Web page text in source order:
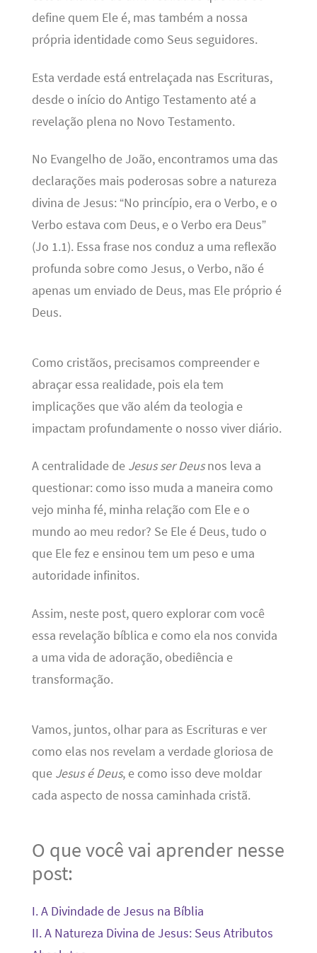
define quem Ele é, mas também a nossa
própria identidade como Seus seguidores.
Esta verdade está entrelaçada nas Escrituras,
desde o início do Antigo Testamento até a
revelação plena no Novo Testamento.
No Evangelho de João, encontramos uma das
declarações mais poderosas sobre a natureza
divina de Jesus: “No princípio, era o Verbo, e o
Verbo estava com Deus, e o Verbo era Deus”
(Jo 1.1). Essa frase nos conduz a uma reflexão
profunda sobre como Jesus, o Verbo, não é
apenas um enviado de Deus, mas Ele próprio é
Deus.
Como cristãos, precisamos compreender e
abraçar essa realidade, pois ela tem
implicações que vão além da teologia e
impactam profundamente o nosso viver diário.
A centralidade de Jesus ser Deusnos leva a
questionar: como isso muda a maneira como
vejo minha fé, minha relação com Ele e o
mundo ao meu redor? Se Ele é Deus, tudo o
que Ele fez e ensinou tem um peso e uma
autoridade infinitos.
Assim, neste post, quero explorar com você
essa revelação bíblica e como ela nos convida
a uma vida de adoração, obediência e
transformação.
Vamos, juntos, olhar para as Escrituras e ver
como elas nos revelam a verdade gloriosa de
que Jesus é Deus, e como isso deve moldar
cada aspecto de nossa caminhada cristã.
O que você vai aprender nesse
post:
I. A Divindade de Jesus na Bíblia
II. A Natureza Divina de Jesus: Seus Atributos